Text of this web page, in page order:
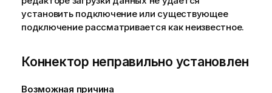
установить подключение или существующее
подключение рассматривается как неизвестное.
Коннектор неправильно установлен
Возможная причина